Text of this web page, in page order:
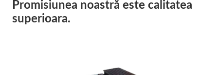
Promisiunea noastră este calitatea
superioara.